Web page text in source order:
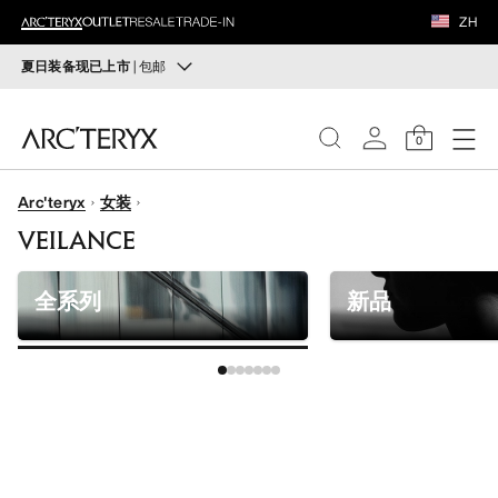
ZH
夏日装备现已上市| 包邮
轻量防护层与山径必备装备，应对长日烈阳。
无理由退换货
改变主意了？ 30天内购买的符合条件的商品可退换货。
开始免费退货
0
女士
男士
鞋履
装备
VEILANCE
发现
Arc'teryx 女装
VEILANCE
全系列 新品